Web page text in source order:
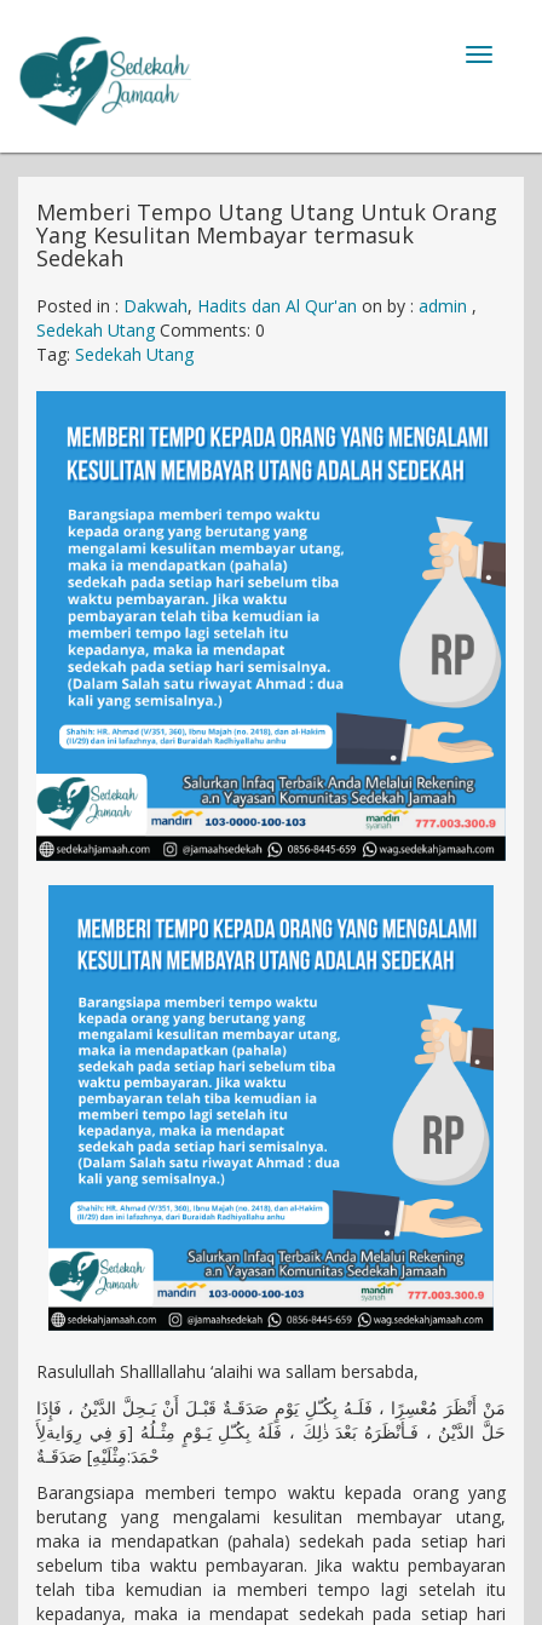
Toggle
Memberi Tempo Utang Utang Untuk Orang
Yang Kesulitan Membayar termasuk
Sedekah
Posted in : Dakwah, Hadits dan Al Qur'an on by : admin ,
Sedekah UtangComments: 0
Tag: Sedekah Utang
Rasulullah Shalllallahu ‘alaihi wa sallam bersabda,
مَنْ أَنْظَرَ مُعْسِرًا ، فَلَـهُ بِكُـّلِ يَوْمٍ صَدَقَـةٌ قَبْـلَ أَنْ يَـحِلَّ الدَّيْنُ ، فَإِذَا
حَلَّ الدَّيْنُ ، فَـأَنْظَرَهُ بَعْدَ ذٰلِكَ ، فَلَهُ بِكُـّلِ يَـوْمٍ مِثْـلُهُ [وَ فِي رِوَايةلِأَ
حْمَدَ:مِثْلَيْهِ] صَدَقَـةٌ
Barangsiapa memberi tempo waktu kepada orang yang
berutang yang mengalami kesulitan membayar utang,
maka ia mendapatkan (pahala) sedekah pada setiap hari
sebelum tiba waktu pembayaran. Jika waktu pembayaran
telah tiba kemudian ia memberi tempo lagi setelah itu
kepadanya, maka ia mendapat sedekah pada setiap hari